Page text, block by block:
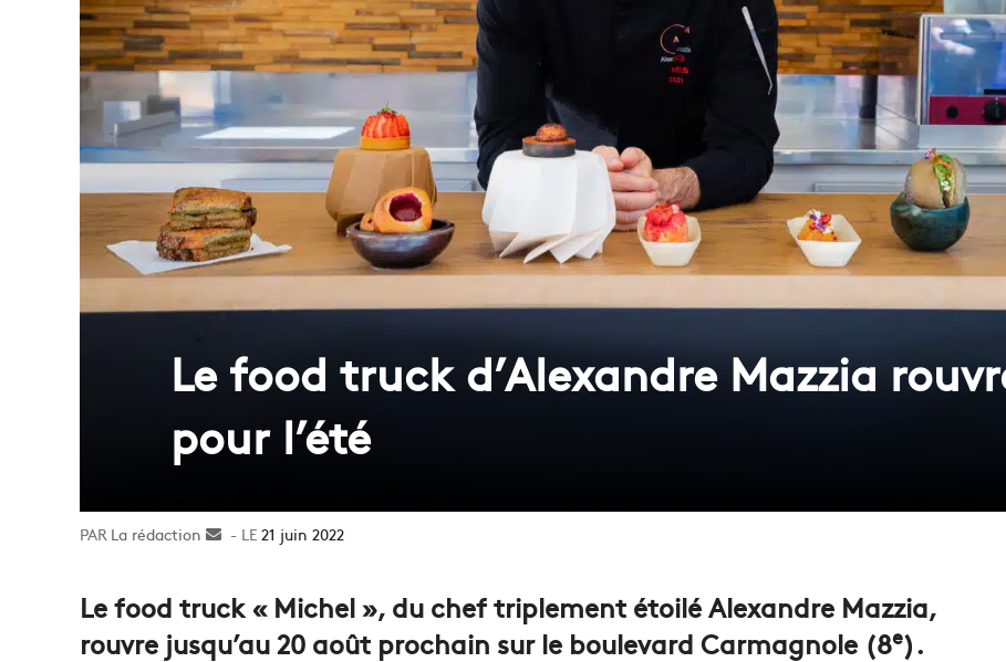
Le food truck d’Alexandre Mazzia
pour l’été
La rédaction
Envoyer21 juin 2022
Le food truck « Michel », du chef triplement étoilé Alexandre Mazzia,
rouvre jusqu’au 20 août prochain sur le boulevard Carmagnole (8e).